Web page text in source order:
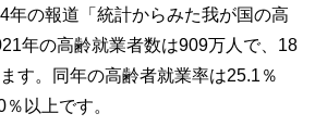
者による執筆体制を築くことで、内容のわかり
ろんのこと、読み応えのあるコンテンツと確か
実現しています。
年の報道「統計からみた我が国の高
年の高齢就業者数は909万人で、18
す。同年の高齢者就業率は25.1％
以上です。